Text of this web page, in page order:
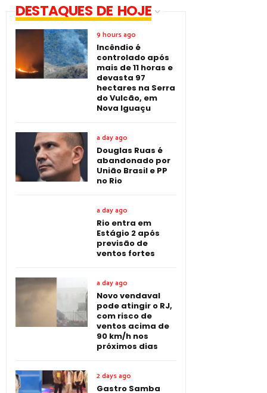
DESTAQUES DE HOJE
9 hours ago
Incêndio é
controlado após
mais de 11 horas e
devasta 97
hectares na Serra
do Vulcão, em
Nova Iguaçu
a day ago
Douglas Ruas é
abandonado por
União Brasil e PP
no Rio
a day ago
Rio entra em
Estágio 2 após
previsão de
ventos fortes
a day ago
Novo vendaval
pode atingir o RJ,
com risco de
ventos acima de
90 km/h nos
próximos dias
2 days ago
Gastro Samba